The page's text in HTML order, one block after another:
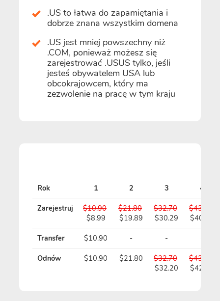
.US to łatwa do zapamiętania i
dobrze znana wszystkim domena
.US jest mniej powszechny niż
.COM, ponieważ możesz się
zarejestrować .USUS tylko, jeśli
jesteś obywatelem USA lub
obcokrajowcem, który ma
zezwolenie na pracę w tym kraju
Rok 1 2 3 4
Zarejestruj
$10.90
$8.99
$21.80
$19.89
$32.70
$30.29
$43.60
$40.69
Transfer $10.90 - -
Odnów $10.90 $21.80
$32.70
$32.20
$43.60
$42.60